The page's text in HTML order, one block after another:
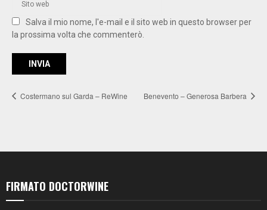
Salva il mio nome, l'e-mail e il sito web in questo browser per
la prossima volta che commenterò.
Costermano sul Garda – ReWine Benevento – Generosa Barbera
FIRMATO DOCTORWINE